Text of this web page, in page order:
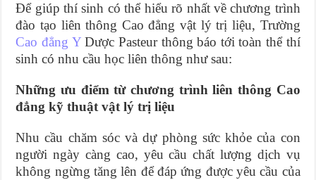
Để giúp thí sinh có thể hiểu rõ nhất về chương trình
đào tạo liên thông Cao đẳng vật lý trị liệu, Trường
Cao đẳng YDược Pasteur thông báo tới toàn thể thí
sinh có nhu cầu học liên thông như sau:
Những ưu điểm từ chương trình liên thông Cao
đẳng kỹ thuật vật lý trị liệu
Nhu cầu chăm sóc và dự phòng sức khỏe của con
người ngày càng cao, yêu cầu chất lượng dịch vụ
không ngừng tăng lên để đáp ứng được yêu cầu của